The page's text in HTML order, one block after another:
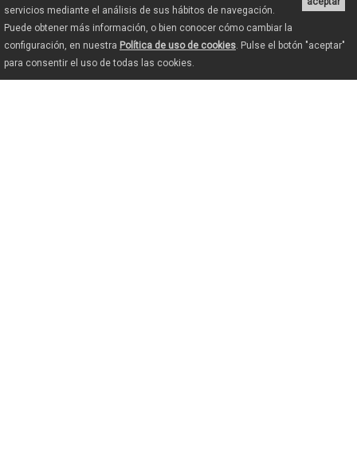
servicios mediante el análisis de sus hábitos de navegación.
Puede obtener más información, o bien conocer cómo cambiar la
configuración, en nuestra Política de uso de cookies. Pulse el botón "aceptar"
para consentir el uso de todas las cookies.